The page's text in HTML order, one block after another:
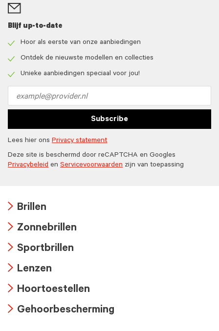
Blijf up-to-date
icon
Hoor als eerste van onze aanbiedingen
icon
Ontdek de nieuwste modellen en collecties
Unieke aanbiedingen speciaal voor jou!
address
Subscribe
Lees hier ons Privacy statement
Deze site is beschermd door reCAPTCHA en Googles
Privacybeleid en Servicevoorwaarden zijn van toepassing
icon
Brillen
icon
Zonnebrillen
icon
Sportbrillen
icon
Lenzen
icon
Hoortoestellen
Gehoorbescherming